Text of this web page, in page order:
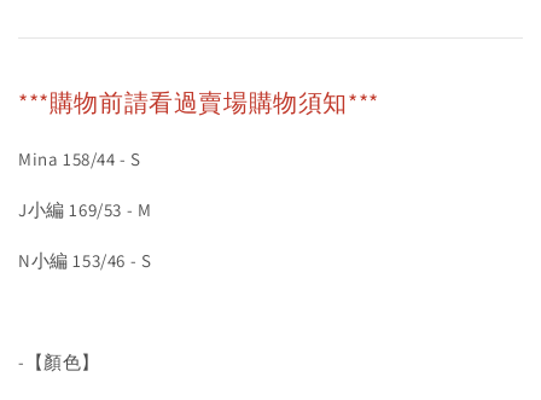
***購物前請看過賣場購物須知***
Mina 158/44 - S
J小編 169/53 - M
N小編 153/46 - S
-【顏色】